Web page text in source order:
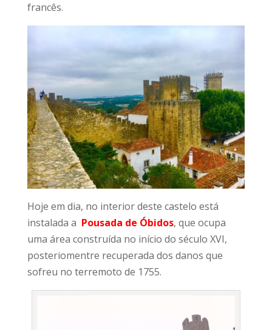
francês.
Hoje em dia, no interior deste castelo está
instalada a Pousada de Óbidos, que ocupa
uma área construída no início do século XVI,
posteriomentre recuperada dos danos que
sofreu no terremoto de 1755.